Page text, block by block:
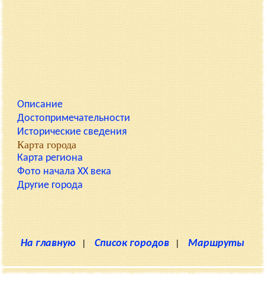
Описание
Достопримечательности
Исторические сведения
Карта города
Карта региона
Фото начала XX века
Другие города
На главную | Список городов | Маршруты